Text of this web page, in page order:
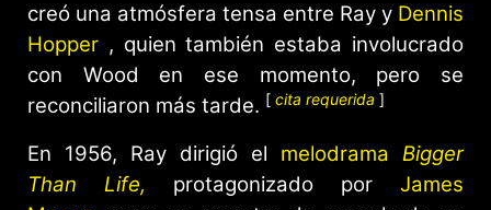
creó una atmósfera tensa entre Ray y Dennis
Hopper , quien también estaba involucrado
con Wood en ese momento, pero se
reconciliaron más tarde. [ cita requerida ]
En 1956, Ray dirigió el melodrama Bigger
Than Life, protagonizado por James